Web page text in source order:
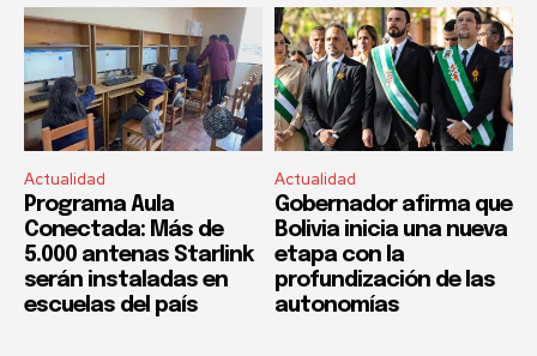
Actualidad
Programa Aula
Conectada: Más de
5.000 antenas Starlink
serán instaladas en
escuelas del país
Actualidad
Gobernador afirma que
Bolivia inicia una nueva
etapa con la
profundización de las
autonomías